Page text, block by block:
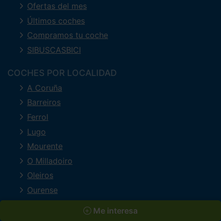
Me interesa
Ofertas del mes
Últimos coches
Compramos tu coche
SIBUSCASBICI
COCHES POR LOCALIDAD
A Coruña
Barreiros
Ferrol
Lugo
Mourente
O Milladoiro
Oleiros
Ourense